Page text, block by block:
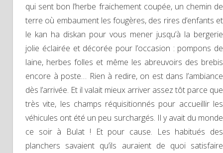
qui sent bon l’herbe fraichement coupée, un chemin de
terre où embaument les fougères, des rires d’enfants et
le kan ha diskan pour vous mener jusqu’à la bergerie
jolie éclairée et décorée pour l’occasion : pompons de
laine, herbes folles et même les abreuvoirs des brebis
encore à poste… Rien à redire, on est dans l’ambiance
dès l’arrivée. Et il valait mieux arriver assez tôt parce que
très vite, les champs réquisitionnés pour accueillir les
véhicules ont été un peu surchargés. Il y avait du monde
ce soir à Bulat ! Et pour cause. Les habitués des
planchers savaient qu’ils auraient de quoi satisfaire